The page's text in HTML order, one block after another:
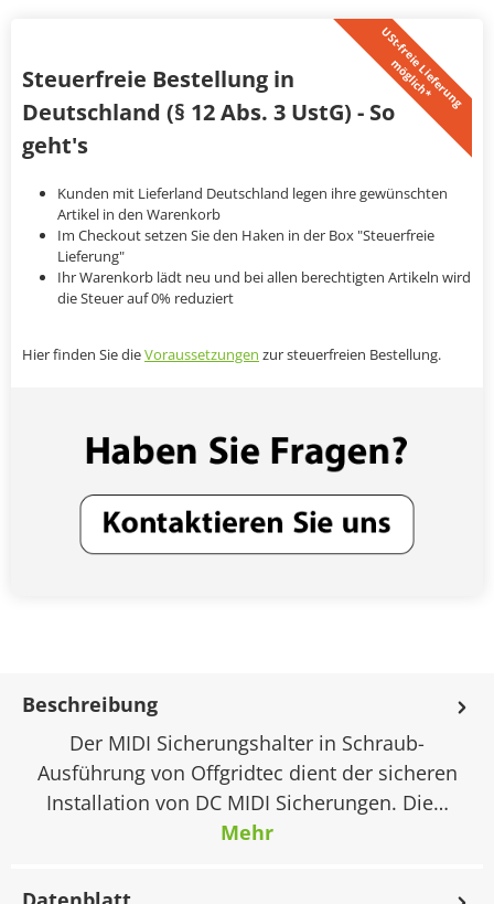
U
S
t
-
f
r
e
i
e
L
i
e
f
e
r
u
n
g
m
ö
g
l
i
c
h
*
Steuerfreie Bestellung in
Deutschland (§ 12 Abs. 3 UstG) - So
geht's
Kunden mit Lieferland Deutschland legen ihre gewünschten
Artikel in den Warenkorb
Im Checkout setzen Sie den Haken in der Box "Steuerfreie
Lieferung"
Ihr Warenkorb lädt neu und bei allen berechtigten Artikeln wird
die Steuer auf 0% reduziert
Hier finden Sie dieVoraussetzungen zur steuerfreien Bestellung.
Beschreibung
Der MIDI Sicherungshalter in Schraub-
Ausführung von Offgridtec dient der sicheren
Installation von DC MIDI Sicherungen. Die…
Mehr